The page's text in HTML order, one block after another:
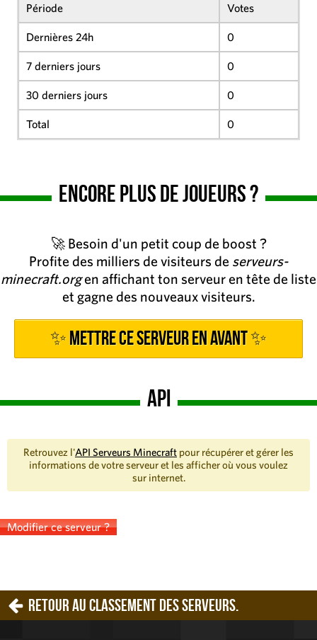
Période Votes
Dernières 24h 0
7 derniers jours 0
30 derniers jours 0
Total 0
Encore plus de joueurs ?
🚀 Besoin d'un petit coup de boost ?
Profite des milliers de visiteurs de serveurs-
minecraft.orgen affichant ton serveur en tête de liste
et gagne des nouveaux visiteurs.
✨ Mettre ce serveur en avant ✨
API
Retrouvez l'API Serveurs Minecraft pour récupérer et gérer les
informations de votre serveur et les afficher où vous voulez
sur internet.
Modifier ce serveur ?
Retour au classement des serveurs.